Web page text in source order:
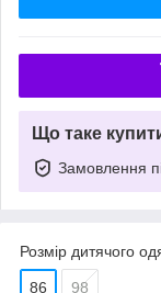
Що таке
Замовлення
Розмір дитячого
86 98